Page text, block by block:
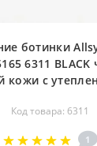
ботинки
6311
кожи с
Код товара: 6311
1